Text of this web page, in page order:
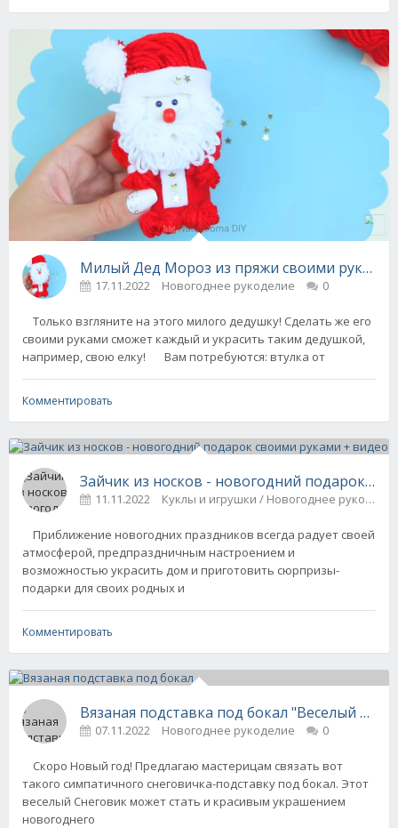
Милый Дед Мороз из пряжи своими руками
17.11.2022 Новогоднее рукоделие 0
Только взгляните на этого милого дедушку! Сделать же его
своими руками сможет каждый и украсить таким дедушкой,
например, свою елку! Вам потребуются: втулка от
Комментировать
Зайчик из носков - новогодний подарок
11.11.2022 Куклы и игрушки / Новогоднее
Приближение новогодних праздников всегда радует своей
атмосферой, предпраздничным настроением и
возможностью украсить дом и приготовить сюрпризы-
подарки для своих родных и
Комментировать
Вязаная подставка под бокал "Веселый
07.11.2022 Новогоднее рукоделие 0
Скоро Новый год! Предлагаю мастерицам связать вот
такого симпатичного снеговичка-подставку под бокал. Этот
веселый Снеговик может стать и красивым украшением
новогоднего